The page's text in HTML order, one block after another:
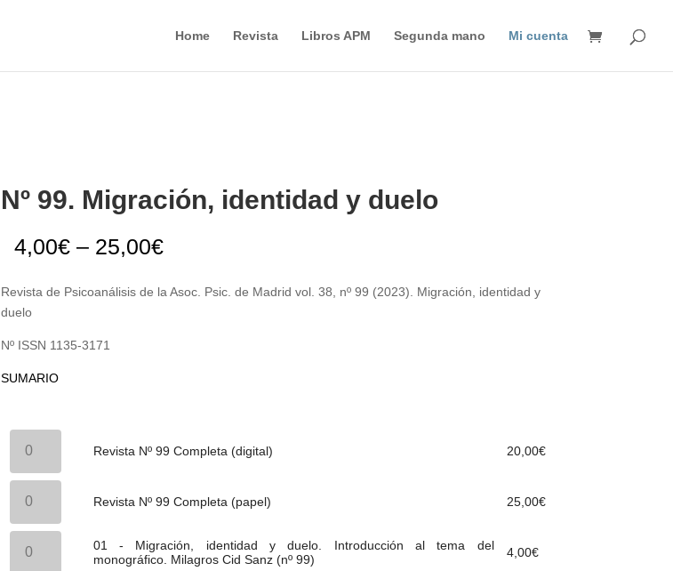
Home Revista Libros APM Segunda mano Mi cuenta
productos
Nº 99. Migración, identidad y duelo
4,00€– 25,00€
Revista de Psicoanálisis de la Asoc. Psic. de Madrid vol. 38, nº 99 (2023). Migración, identidad y
duelo
Nº ISSN 1135-3171
SUMARIO
Revista
Completa
(digital)
cantidad
Revista Nº 99 Completa (digital) 20,00€
Revista
Completa
(papel)
cantidad
Revista Nº 99 Completa (papel) 25,00€
01
01 - Migración, identidad y duelo. Introducción al tema del
monográfico. Milagros Cid Sanz (nº 99)
4,00€